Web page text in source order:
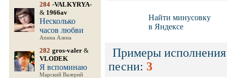
284 -VALKYRYA-
& 1966av
Несколько
часов любви
Апина Алена
282 gros-valer &
VLODEK
Я вспоминаю
Марский Валерий
Найти минусовку
в Яндексе
Примеры исполнения
песни: 3